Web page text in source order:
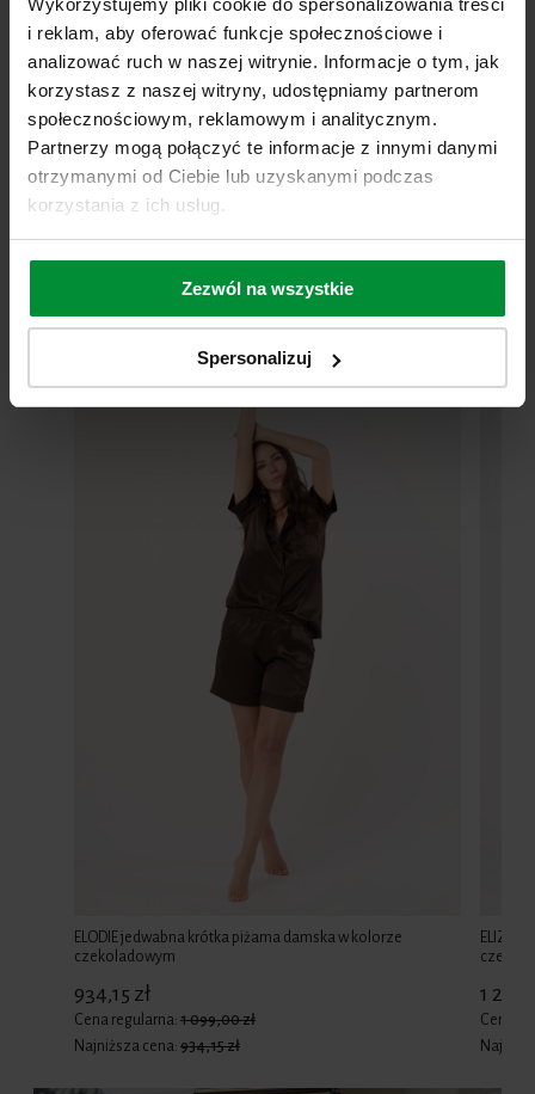
Wykorzystujemy pliki cookie do spersonalizowania treści
i reklam, aby oferować funkcje społecznościowe i
analizować ruch w naszej witrynie. Informacje o tym, jak
korzystasz z naszej witryny, udostępniamy partnerom
społecznościowym, reklamowym i analitycznym.
Partnerzy mogą połączyć te informacje z innymi danymi
otrzymanymi od Ciebie lub uzyskanymi podczas
korzystania z ich usług.
Zezwól na wszystkie
Spersonalizuj
Różnorodność kolorów
Dostępna w różnych kolorach, abyś mogła wybrać ten, który najlepiej
pasuje do Twojego stylu i nastroju.
MATERIAŁ I PIELĘGNACJA
Sprawdź również
ELODIE jedwabna krótka piżama damska w kolorze
czekoladowym
934,15 zł
Cena regularna: 1 099,00 zł
Najniższa cena: 934,15 zł
NOWOŚĆ
1
Cena